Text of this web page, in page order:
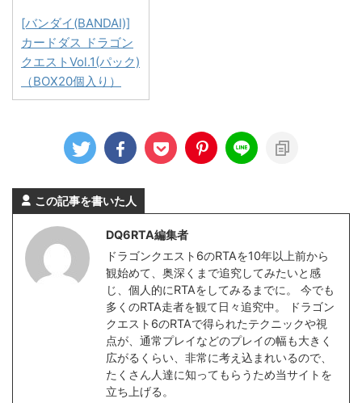
[バンダイ(BANDAI)]
カードダス ドラゴン
クエストVol.1(パック)
（BOX20個入り）
この記事を書いた人
DQ6RTA編集者
ドラゴンクエスト6のRTAを10年以上前から
観始めて、奥深くまで追究してみたいと感
じ、個人的にRTAをしてみるまでに。 今でも
多くのRTA走者を観て日々追究中。 ドラゴン
クエスト6のRTAで得られたテクニックや視
点が、通常プレイなどのプレイの幅も大きく
広がるくらい、非常に考え込まれいるので、
たくさん人達に知ってもらうため当サイトを
立ち上げる。